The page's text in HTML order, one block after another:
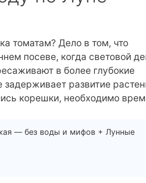
томатам? Дело в том, что
посеве, когда световой
в более глубокие
развитие
корешки, необходимо
— без воды и мифов + Лунные